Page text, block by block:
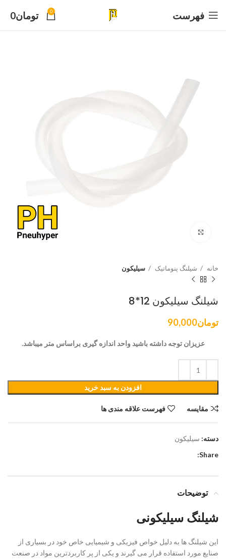
فهرست 0 تومان0
خانه شیلنگ پنوماتیک سیلیکون
شیلنگ سیلیکون 12*8
تومان90,000
عزیزان توجه داشته باشید واحد اندازه گیری براساس متر میباشد.
افزودن به سبد خرید
مقایسه فهرست علاقه مندی ها
دسته: سیلیکون
Share:
توضیحات
شیلنگ سیلیکونی
این شیلنگ ها به دلیل خواص فیزیکی و شیمیایی خاص خود در بسیاری از
صنایع مورد استفاده قرار می گیرند و یکی از پر کاربردترین مواد در صنعت